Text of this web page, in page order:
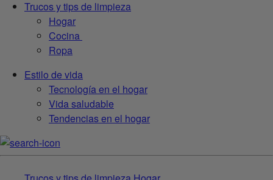
Trucos y tips de limpieza
Hogar
Cocina
Ropa
Estilo de vida
Tecnología en el hogar
Vida saludable
Tendencias en el hogar